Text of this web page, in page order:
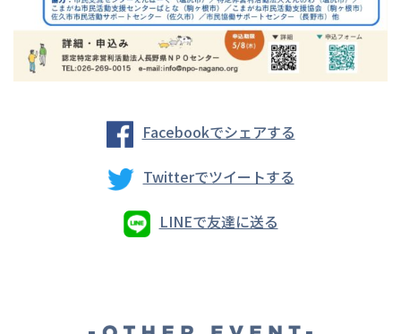
Facebookでシェアする
Twitterでツイートする
LINEで友達に送る